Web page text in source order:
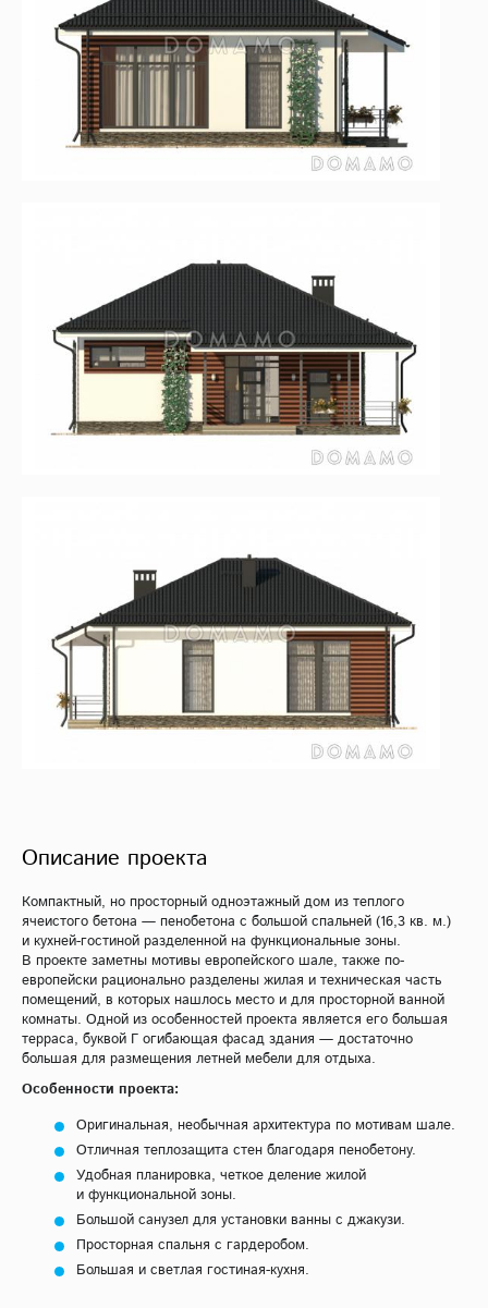
Описание проекта
Компактный, но просторный одноэтажный дом из теплого
ячеистого бетона — пенобетона с большой спальней (16,3 кв. м.)
и кухней-гостиной разделенной на функциональные зоны.
В проекте заметны мотивы европейского шале, также по-
европейски рационально разделены жилая и техническая часть
помещений, в которых нашлось место и для просторной ванной
комнаты. Одной из особенностей проекта является его большая
терраса, буквой Г огибающая фасад здания — достаточно
большая для размещения летней мебели для отдыха.
Особенности проекта:
Оригинальная, необычная архитектура по мотивам шале.
Отличная теплозащита стен благодаря пенобетону.
Удобная планировка, четкое деление жилой
и функциональной зоны.
Большой санузел для установки ванны с джакузи.
Просторная спальня с гардеробом.
Большая и светлая гостиная-кухня.